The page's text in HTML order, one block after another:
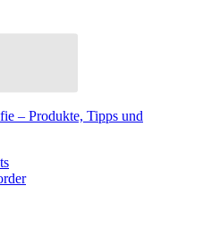
– Produkte, Tipps und